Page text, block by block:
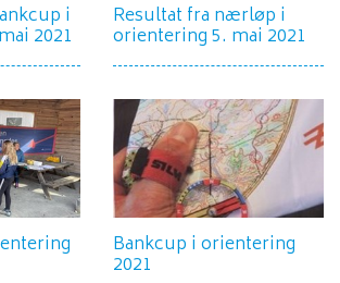
i
2021
Resultat fra nærløp i
orientering 5. mai 2021
Bankcup i orientering
2021